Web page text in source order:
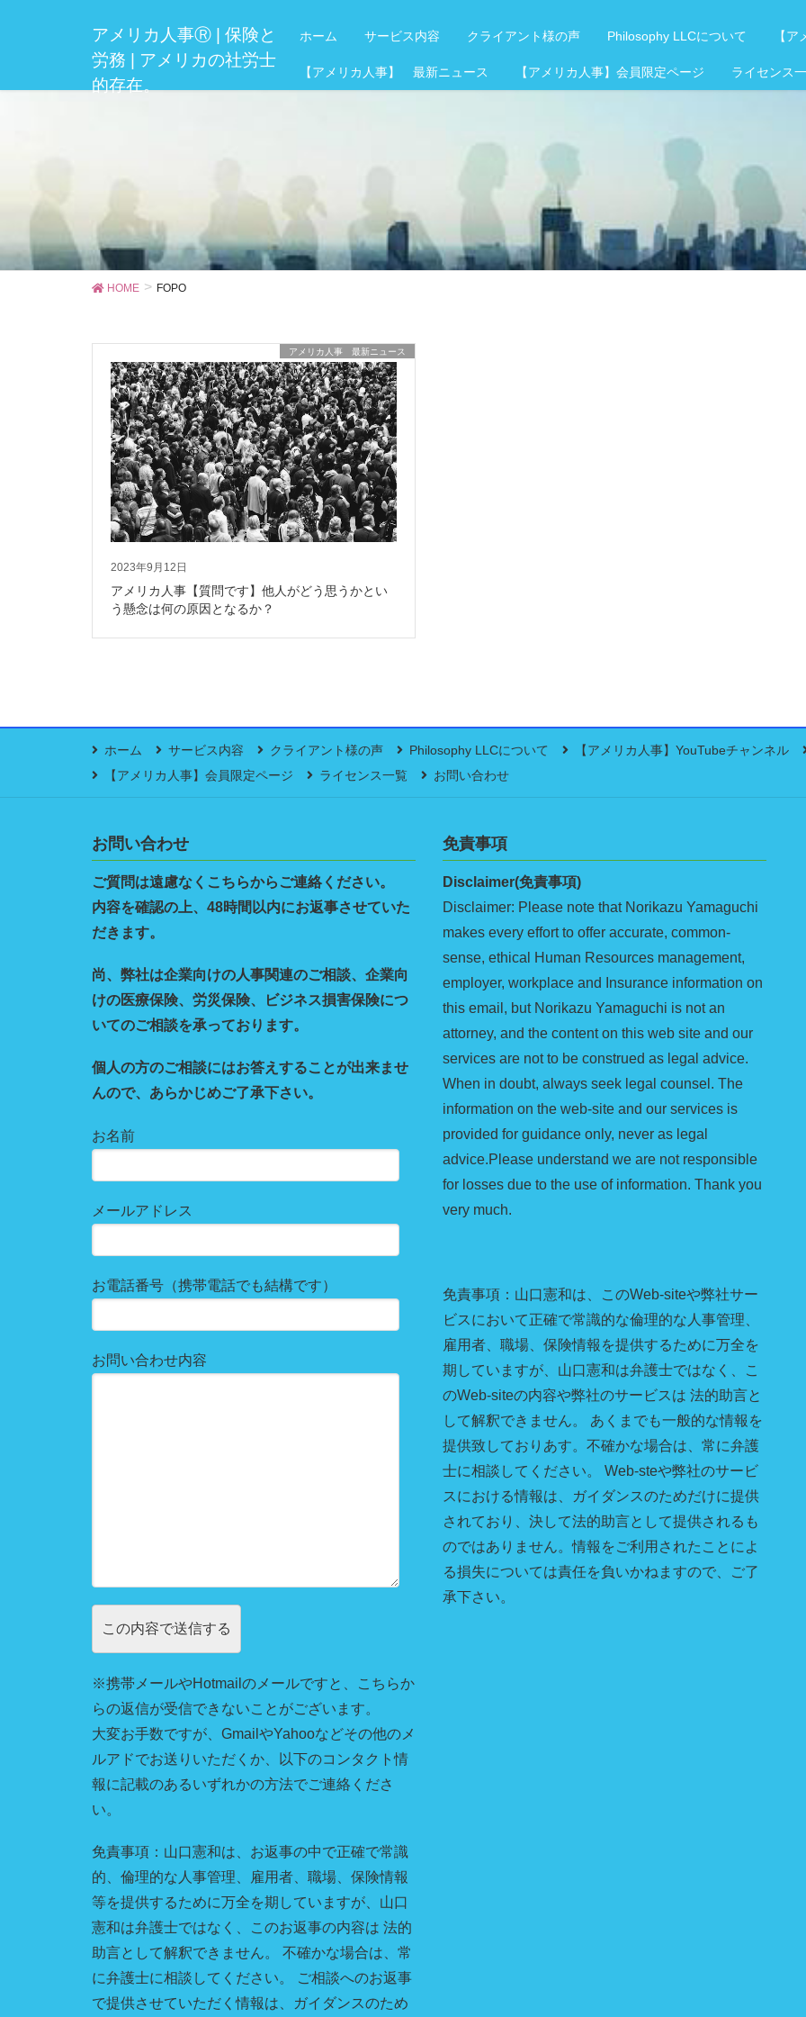
アメリカ人事Ⓡ | 保険と
労務 | アメリカの社労士
的存在。
ホーム サービス内容 クライアント様の声 Philosophy LLCについて 【
【アメリカ人事】 最新ニュース 【アメリカ人事】会員限定ページ ライセンス
HOME FOPO
2023年9月12日
アメリカ人事 最新ニュース
アメリカ人事【質問です】他人がどう思うかとい
う懸念は何の原因となるか？
ホーム サービス内容 クライアント様の声 Philosophy LLCについて 【アメリカ人事】YouTubeチャンネル
【アメリカ人事】会員限定ページ
ライセンス一覧 お問い合わせ
お問い合わせ
ご質問は遠慮なくこちらからご連絡ください。
内容を確認の上、48時間以内にお返事させていた
だきます。
尚、弊社は企業向けの人事関連のご相談、企業向
けの医療保険、労災保険、ビジネス損害保険につ
いてのご相談を承っております。
個人の方のご相談にはお答えすることが出来ませ
んので、あらかじめご了承下さい。
お名前
メールアドレス
お電話番号（携帯電話でも結構です）
お問い合わせ内容
※携帯メールやHotmailのメールですと、こちらか
らの返信が受信できないことがございます。
大変お手数ですが、GmailやYahooなどその他のメ
ルアドでお送りいただくか、以下のコンタクト情
報に記載のあるいずれかの方法でご連絡くださ
い。
免責事項：山口憲和は、お返事の中で正確で常識
的、倫理的な人事管理、雇用者、職場、保険情報
等を提供するために万全を期していますが、山口
憲和は弁護士ではなく、このお返事の内容は 法的
助言として解釈できません。 不確かな場合は、常
に弁護士に相談してください。 ご相談へのお返事
で提供させていただく情報は、ガイダンスのため
免責事項
Disclaimer(免責事項)
Disclaimer: Please note that Norikazu Yamaguchi
makes every effort to offer accurate, common-
sense, ethical Human Resources management,
employer, workplace and Insurance information on
this email, but Norikazu Yamaguchi is not an
attorney, and the content on this web site and our
services are not to be construed as legal advice.
When in doubt, always seek legal counsel. The
information on the web-site and our services is
provided for guidance only, never as legal
advice.Please understand we are not responsible
for losses due to the use of information. Thank you
very much.
免責事項：山口憲和は、このWeb-siteや弊社サー
ビスにおいて正確で常識的な倫理的な人事管理、
雇用者、職場、保険情報を提供するために万全を
期していますが、山口憲和は弁護士ではなく、こ
のWeb-siteの内容や弊社のサービスは 法的助言と
して解釈できません。 あくまでも一般的な情報を
提供致しておりあす。不確かな場合は、常に弁護
士に相談してください。 Web-steや弊社のサービ
スにおける情報は、ガイダンスのためだけに提供
されており、決して法的助言として提供されるも
のではありません。情報をご利用されたことによ
る損失については責任を負いかねますので、ご了
承下さい。